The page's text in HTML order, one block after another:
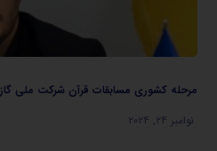
مرحله کشوری مسابقات قرآن شرکت ملی گاز
نوامبر ۲۴, ۲۰۲۴